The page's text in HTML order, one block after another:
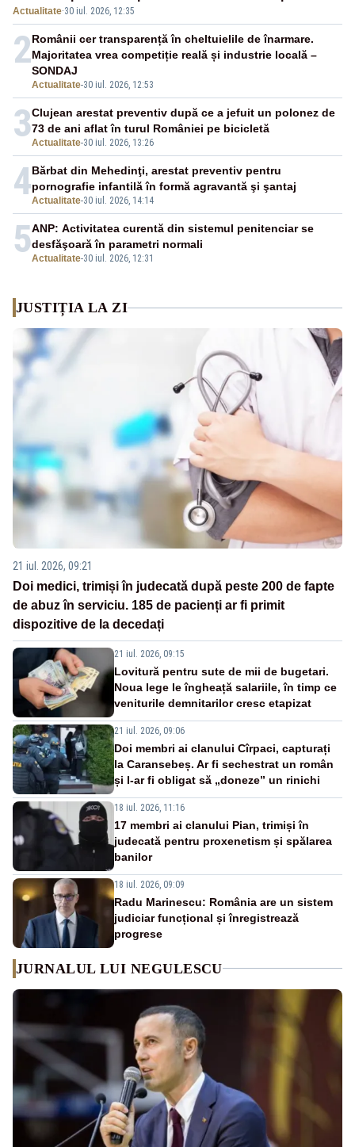
persoanelor vârstnice
Actualitate·30 iul. 2026, 12:35
2
Actualitate-30 iul. 2026, 12:53
Românii cer transparență în cheltuielile de înarmare.
Majoritatea vrea competiție reală și industrie locală –
SONDAJ
3Actualitate-30 iul. 2026, 13:26
Clujean arestat preventiv după ce a jefuit un polonez de
73 de ani aflat în turul României pe bicicletă
4Actualitate-30 iul. 2026, 14:14
Bărbat din Mehedinţi, arestat preventiv pentru
pornografie infantilă în formă agravantă şi şantaj
5Actualitate-30 iul. 2026, 12:31
ANP: Activitatea curentă din sistemul penitenciar se
desfăşoară în parametri normali
JUSTIȚIA LA ZI
21 iul. 2026, 09:21
Doi medici, trimiși în judecată după peste 200 de fapte
de abuz în serviciu. 185 de pacienți ar fi primit
dispozitive de la decedați
21 iul. 2026, 09:15
Lovitură pentru sute de mii de bugetari.
Noua lege le îngheață salariile, în timp ce
veniturile demnitarilor cresc etapizat
21 iul. 2026, 09:06
Doi membri ai clanului Cîrpaci, capturați
la Caransebeș. Ar fi sechestrat un român
și l-ar fi obligat să „doneze” un rinichi
18 iul. 2026, 11:16
17 membri ai clanului Pian, trimiși în
judecată pentru proxenetism și spălarea
banilor
18 iul. 2026, 09:09
Radu Marinescu: România are un sistem
judiciar funcțional și înregistrează
progrese
JURNALUL LUI NEGULESCU